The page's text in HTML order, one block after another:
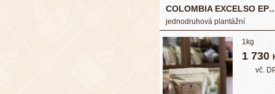
COLOMBIA EXCELSO
jednodruhová plantážní
1kg
1 730
vč.